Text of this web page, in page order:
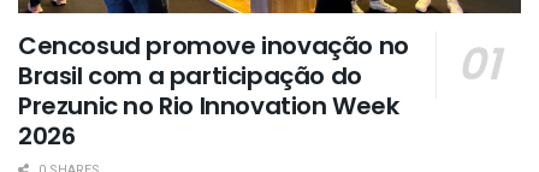
Cencosud promove inovação no
Brasil com a participação do
Prezunic no Rio Innovation Week
2026